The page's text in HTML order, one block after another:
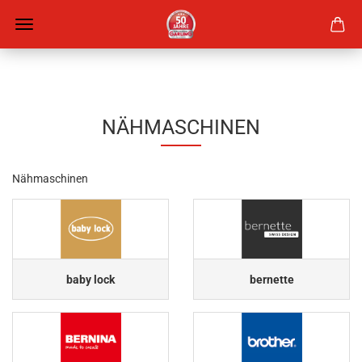
NÄHMASCHINEN
Nähmaschinen
baby lock bernette